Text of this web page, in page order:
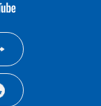
youtube-